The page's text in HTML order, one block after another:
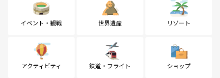
イベント・観戦 世界遺産 リゾート
アクティビティ 鉄道・フライト ショップ